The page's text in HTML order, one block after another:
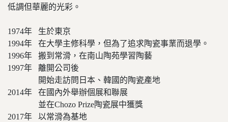
低調但華麗的光彩。
1974年 生於東京
1994年 在大學主修科學，但為了追求陶瓷事業而退學。
1996年 搬到常滑，在南山陶苑學習陶藝
1997年 離開公司後
開始走訪問日本、韓國的陶瓷產地
2014年 在國內外舉辦個展和聯展
並在Chozo Prize陶瓷展中獲獎
2017年 以常滑為基地